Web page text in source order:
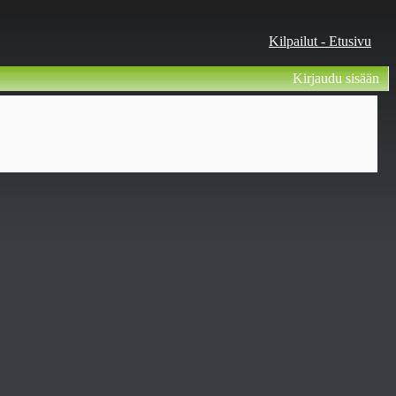
Kilpailut - Etusivu
Kirjaudu sisään